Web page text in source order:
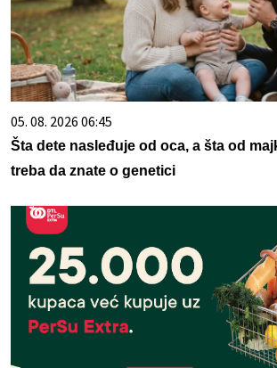
05. 08. 2026 06:45
Šta dete nasleđuje od oca, a šta od
treba da znate o genetici